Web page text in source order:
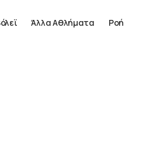
Άλλα Αθλήματα Ροή